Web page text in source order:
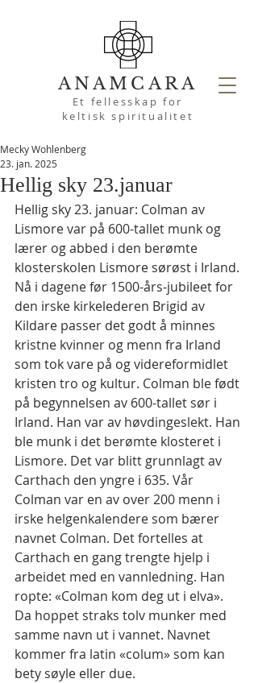
ANAMCARA
Et fellesskap for
keltisk spiritualitet
Hellig sky 23.januar
Mecky Wohlenberg
23. jan. 2025
Hellig sky 23. januar: Colman av
Lismore var på 600-tallet munk og
lærer og abbed i den berømte
klosterskolen Lismore sørøst i Irland.
Nå i dagene før 1500-års-jubileet for
den irske kirkelederen Brigid av
Kildare passer det godt å minnes
kristne kvinner og menn fra Irland
som tok vare på og videreformidlet
kristen tro og kultur. Colman ble født
på begynnelsen av 600-tallet sør i
Irland. Han var av høvdingeslekt. Han
ble munk i det berømte klosteret i
Lismore. Det var blitt grunnlagt av
Carthach den yngre i 635. Vår
Colman var en av over 200 menn i
irske helgenkalendere som bærer
navnet Colman. Det fortelles at
Carthach en gang trengte hjelp i
arbeidet med en vannledning. Han
ropte: «Colman kom deg ut i elva».
Da hoppet straks tolv munker med
samme navn ut i vannet. Navnet
kommer fra latin «colum» som kan
bety søyle eller due.